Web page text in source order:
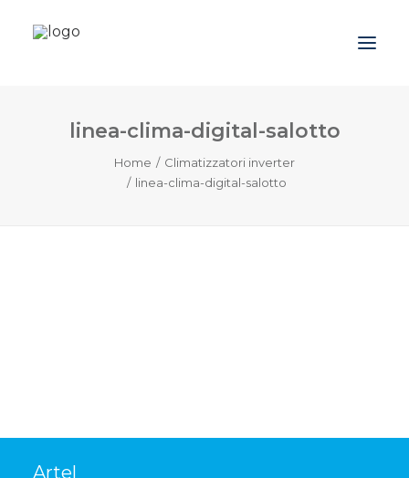
Aziendalinea-clima-digital-salotto
Home
Climatizzatori inverter
linea-clima-digital-salotto
Artel